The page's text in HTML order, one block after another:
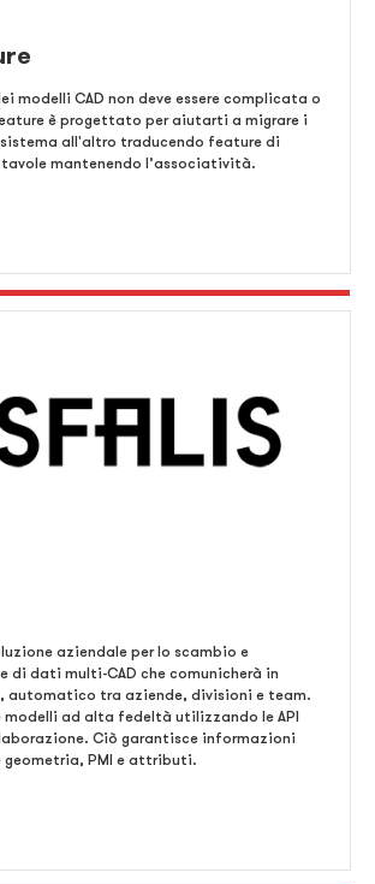
modelli CAD non deve essere complicata o
è progettato per aiutarti a migrare i
all'altro traducendo feature di
mantenendo l’associatività.
aziendale per lo scambio e
dati multi-CAD che comunicherà in
automatico tra aziende, divisioni e team.
modelli ad alta fedeltà utilizzando le API
Ciò garantisce informazioni
geometria, PMI e attributi.